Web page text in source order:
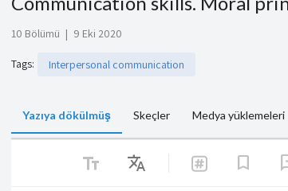
10 Bölümü | 9 Eki 2020
Tags: Interpersonal communication
Yazıya dökülmüş Skeçler Medya yüklemeleri
text_fields Translate bookmark